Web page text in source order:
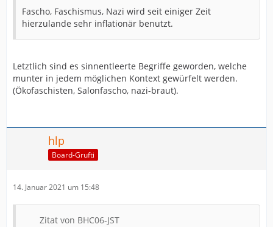
Fascho, Faschismus, Nazi wird seit einiger Zeit
hierzulande sehr inflationär benutzt.
Letztlich sind es sinnentleerte Begriffe geworden, welche
munter in jedem möglichen Kontext gewürfelt werden.
(Ökofaschisten, Salonfascho, nazi-braut).
hlp
Board-Grufti
14. Januar 2021 um 15:48
Zitat von BHC06-JST